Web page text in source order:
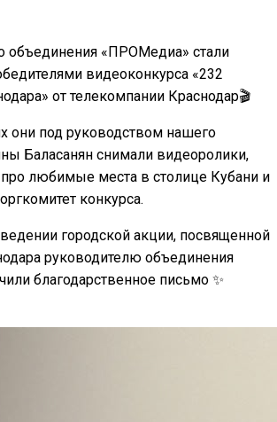
объединения «ПРОМедиа» стали
видеоконкурса «232
от телекомпании Краснодар🎬
они под руководством нашего
Баласанян снимали видеоролики,
любимые места в столице Кубани и
конкурса.
городской акции, посвященной
руководителю объединения
благодарственное письмо ✨